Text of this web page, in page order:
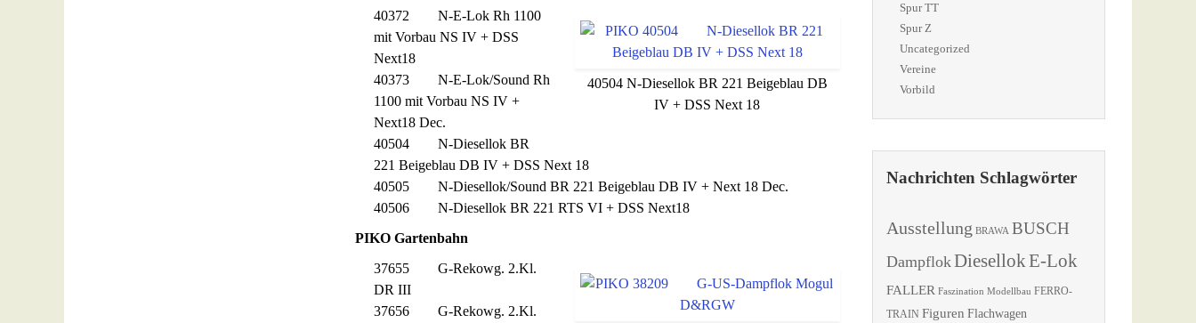
40504 N-Diesellok BR 221 Beigeblau DB
IV + DSS Next 18
40372 N-E-Lok Rh 1100
mit Vorbau NS IV + DSS
Next18
40373 N-E-Lok/Sound Rh
1100 mit Vorbau NS IV +
Next18 Dec.
40504 N-Diesellok BR
221 Beigeblau DB IV + DSS Next 18
40505 N-Diesellok/Sound BR 221 Beigeblau DB IV + Next 18 Dec.
40506 N-Diesellok BR 221 RTS VI + DSS Next18
PIKO Gartenbahn
37655 G-Rekowg. 2.Kl.
DR III
37656 G-Rekowg. 2.Kl.
Spur TT
Spur Z
Uncategorized
Vereine
Vorbild
Nachrichten Schlagwörter
Ausstellung BRAWA BUSCH
DampflokDiesellokE-Lok
FALLER Faszination Modellbau FERRO-
TRAIN Figuren Flachwagen